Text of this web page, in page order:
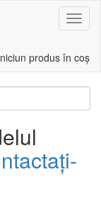
produs în coș